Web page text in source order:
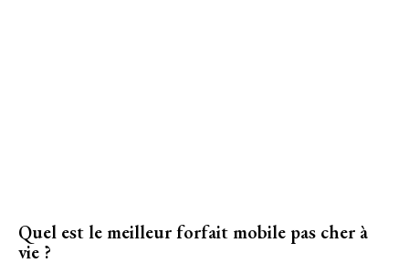
Quel est le meilleur forfait mobile pas cher à
vie ?